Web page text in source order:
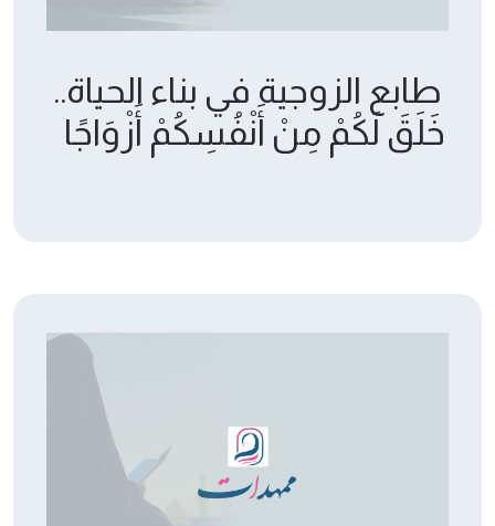
طابع الزوجية في بناء الحياة..
خَلَقَ لَكُمْ مِنْ أَنْفُسِكُمْ أَزْوَاجًا